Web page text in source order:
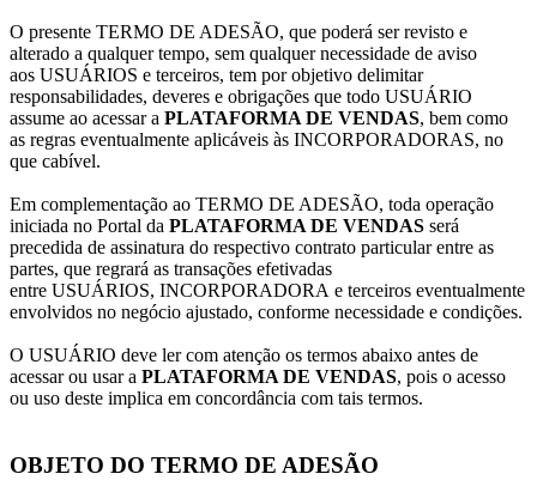
O presente TERMO DE ADESÃO, que poderá ser revisto e
alterado a qualquer tempo, sem qualquer necessidade de aviso
aos USUÁRIOS e terceiros, tem por objetivo delimitar
responsabilidades, deveres e obrigações que todo USUÁRIO
assume ao acessar a PLATAFORMA DE VENDAS, bem como
as regras eventualmente aplicáveis às INCORPORADORAS, no
que cabível.
Em complementação ao TERMO DE ADESÃO, toda operação
iniciada no Portal da PLATAFORMA DE VENDAS será
precedida de assinatura do respectivo contrato particular entre as
partes, que regrará as transações efetivadas
entre USUÁRIOS, INCORPORADORA e terceiros eventualmente
envolvidos no negócio ajustado, conforme necessidade e condições.
O USUÁRIO deve ler com atenção os termos abaixo antes de
acessar ou usar a PLATAFORMA DE VENDAS, pois o acesso
ou uso deste implica em concordância com tais termos.
OBJETO DO TERMO DE ADESÃO